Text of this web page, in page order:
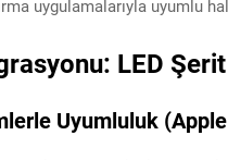
uygulamalarıyla uyumlu
LED
Uyumluluk